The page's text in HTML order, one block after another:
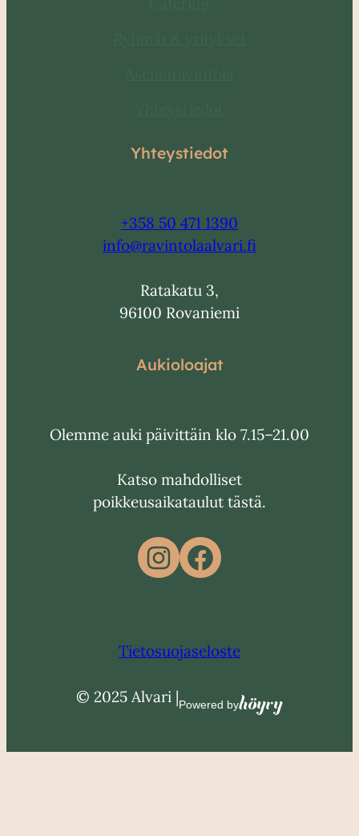
Yhteystiedot
+358 50 471 1390
info@ravintolaalvari.fi
Ratakatu 3,
96100 Rovaniemi
Aukioloajat
Olemme auki päivittäin klo 7.15–21.00
Katso mahdolliset
poikkeusaikataulut tästä.
Instagram
Facebook
Tietosuojaseloste
© 2025 Alvari |Powered byHöyry